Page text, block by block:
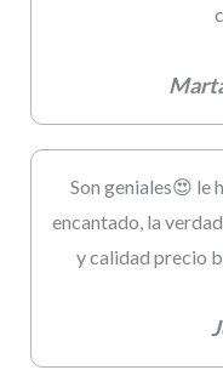
Son geniales😍 le
encantado, la
y calidad precio